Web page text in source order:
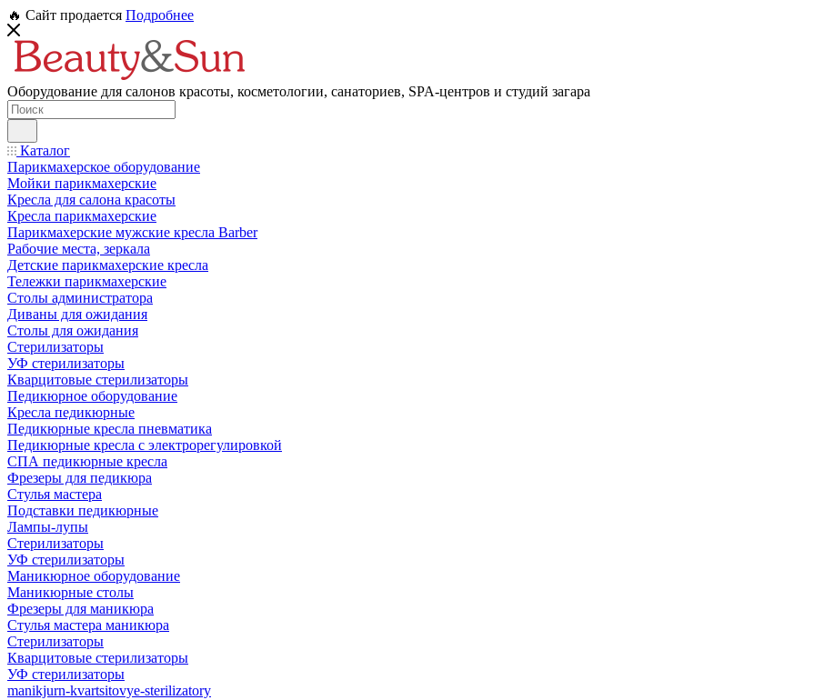
🔥 Сайт продается Подробнее
Оборудование для салонов красоты, косметологии, санаториев, SPA-центров и студий загара
Каталог
Парикмахерское оборудование
Мойки парикмахерские
Кресла для салона красоты
Кресла парикмахерские
Парикмахерские мужские кресла Barber
Рабочие места, зеркала
Детские парикмахерские кресла
Тележки парикмахерские
Столы администратора
Диваны для ожидания
Столы для ожидания
Стерилизаторы
УФ стерилизаторы
Кварцитовые стерилизаторы
Педикюрное оборудование
Кресла педикюрные
Педикюрные кресла пневматика
Педикюрные кресла с электрорегулировкой
СПА педикюрные кресла
Фрезеры для педикюра
Стулья мастера
Подставки педикюрные
Лампы-лупы
Стерилизаторы
УФ стерилизаторы
Маникюрное оборудование
Маникюрные столы
Фрезеры для маникюра
Стулья мастера маникюра
Стерилизаторы
Кварцитовые стерилизаторы
УФ стерилизаторы
manikjurn-kvartsitovye-sterilizatory